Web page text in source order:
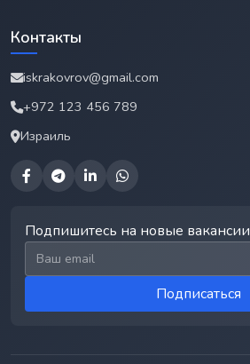
Контакты
iskrakovrov@gmail.com
+972 123 456 789
Израиль
Подпишитесь на новые вакансии
Email для подписки
Подписаться